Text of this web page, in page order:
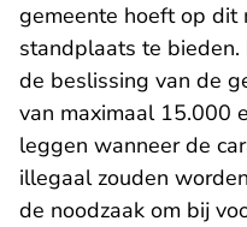
gemeente hoeft op dit
standplaats te bieden.
de beslissing van de
van maximaal 15.000
leggen wanneer de
illegaal zouden
de noodzaak om bij